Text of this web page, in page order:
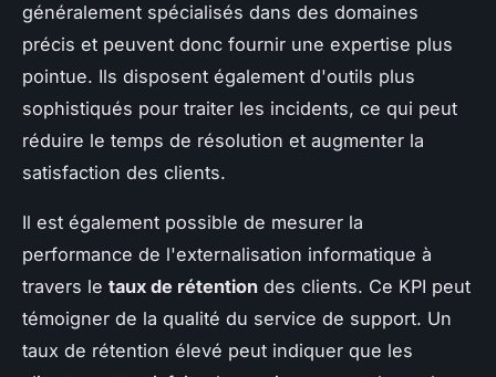
généralement spécialisés dans des domaines
précis et peuvent donc fournir une expertise plus
pointue. Ils disposent également d'outils plus
sophistiqués pour traiter les incidents, ce qui peut
réduire le temps de résolution et augmenter la
satisfaction des clients.
Il est également possible de mesurer la
performance de l'externalisation informatique à
travers le taux de rétention des clients. Ce KPI peut
témoigner de la qualité du service de support. Un
taux de rétention élevé peut indiquer que les